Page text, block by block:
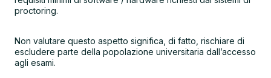
proctoring.
Non valutare questo aspetto significa, di fatto, rischiare di
escludere parte della popolazione universitaria dall’accesso
agli esami.